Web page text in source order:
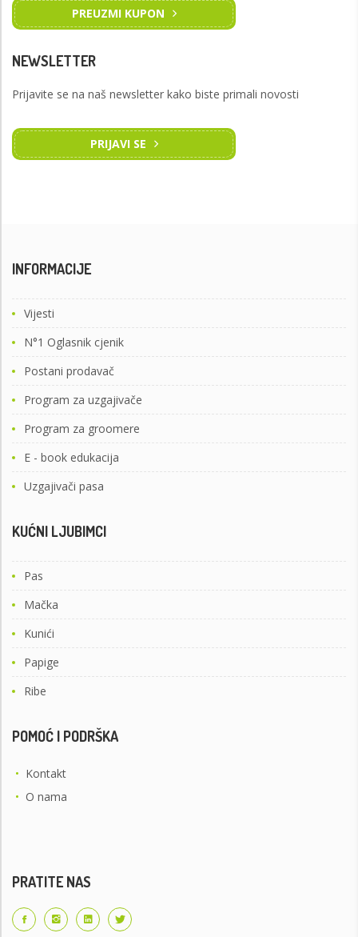
PREUZMI KUPON
NEWSLETTER
Prijavite se na naš newsletter kako biste primali novosti
PRIJAVI SE
INFORMACIJE
Vijesti
N°1 Oglasnik cjenik
Postani prodavač
Program za uzgajivače
Program za groomere
E - book edukacija
Uzgajivači pasa
KUĆNI LJUBIMCI
Pas
Mačka
Kunići
Papige
Ribe
POMOĆ I PODRŠKA
• Kontakt
• O nama
PRATITE NAS